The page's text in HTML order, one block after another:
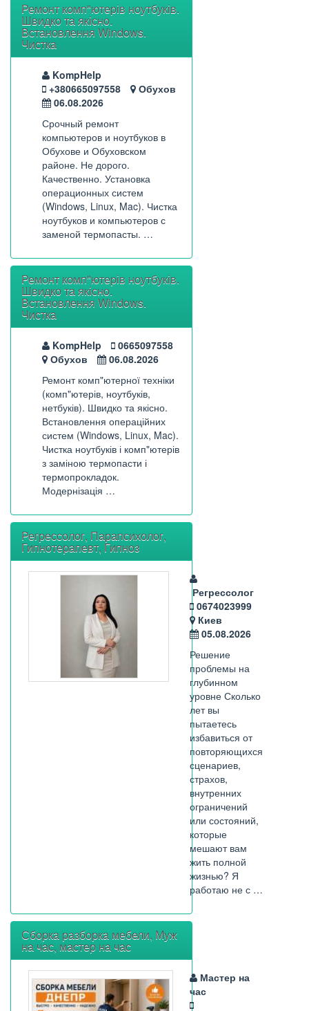
Ремонт комп"ютерів ноутбуків.
Швидко та якісно.
Встановлення Windows.
Чистка
KompHelp
+380665097558
Обухов
06.08.2026
Срочный ремонт
компьютеров и ноутбуков в
Обухове и Обуховском
районе. Не дорого.
Качественно. Установка
операционных систем
(Windows, Linux, Mac). Чистка
ноутбуков и компьютеров с
заменой термопасты. …
Ремонт комп"ютерів ноутбуків.
Швидко та якісно.
Встановлення Windows.
Чистка
KompHelp
0665097558
Обухов
06.08.2026
Ремонт комп"ютерної техніки
(комп"ютерів, ноутбуків,
нетбуків). Швидко та якісно.
Встановлення операційних
систем (Windows, Linux, Mac).
Чистка ноутбуків і комп"ютерів
з заміною термопасти і
термопрокладок.
Модернізація …
Регрессолог, Парапсихолог,
Гипнотерапевт, Гипноз
Регрессолог
0674023999
Киев
05.08.2026
Решение
проблемы на
глубинном
уровне Сколько
лет вы
пытаетесь
избавиться от
повторяющихся
сценариев,
страхов,
внутренних
ограничений
или состояний,
которые
мешают вам
жить полной
жизнью? Я
работаю не с …
Сборка разборка мебели, Муж
на час, мастер на час
Мастер на
час